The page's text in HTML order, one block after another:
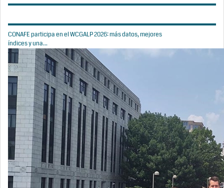
CONAFE participa en el WCGALP 2026: más datos, mejores
índices y una...